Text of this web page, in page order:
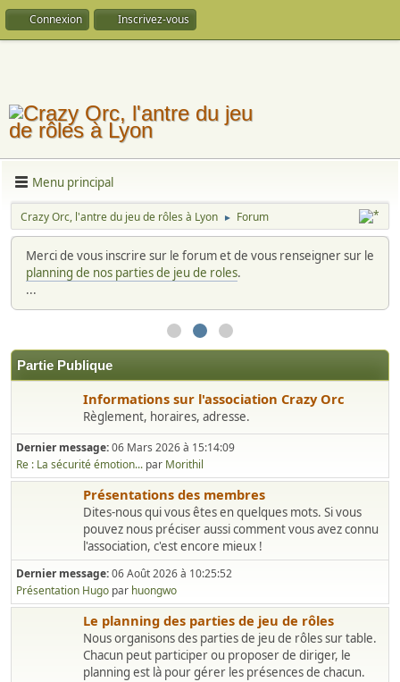
Connexion Inscrivez-vous
Menu principal
Crazy Orc, l'antre du jeu de rôles à Lyon ► Forum
Merci de vous inscrire sur le forum et de vous renseigner sur le
planning de nos parties de jeu de roles.
...
Partie Publique
Informations sur l'association Crazy Orc
Règlement, horaires, adresse.
Dernier message:06 Mars 2026 à 15:14:09
Re : La sécurité émotion... par Morithil
Présentations des membres
Dites-nous qui vous êtes en quelques mots. Si vous
pouvez nous préciser aussi comment vous avez connu
l'association, c'est encore mieux !
Dernier message:06 Août 2026 à 10:25:52
Présentation Hugo par huongwo
Le planning des parties de jeu de rôles
Nous organisons des parties de jeu de rôles sur table.
Chacun peut participer ou proposer de diriger, le
planning est là pour gérer les présences de chacun.